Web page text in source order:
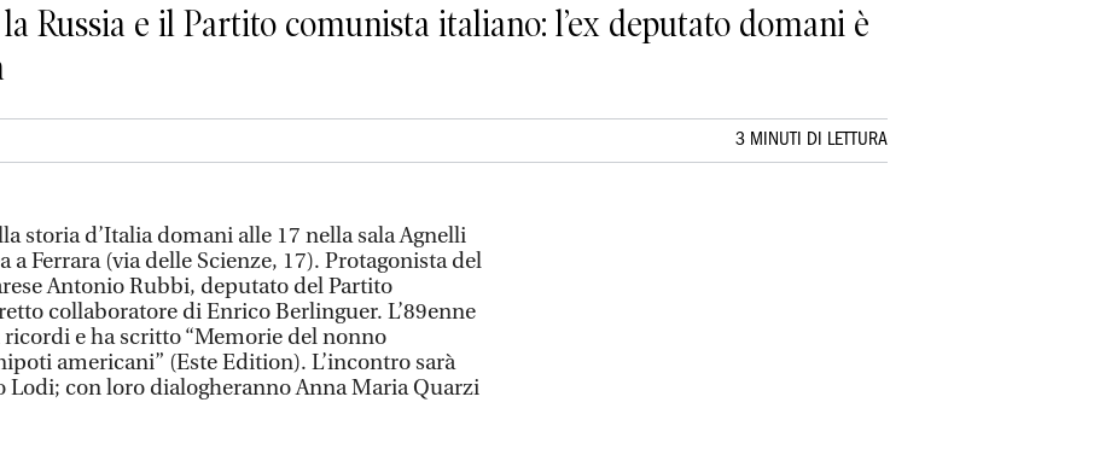
Russia e il Partito comunista italiano: l’ex deputato domani è
3 MINUTI DI LETTURA
storia d’Italia domani alle 17 nella sala Agnelli
a Ferrara (via delle Scienze, 17). Protagonista del
Antonio Rubbi, deputato del Partito
collaboratore di Enrico Berlinguer. L’89enne
e ha scritto “Memorie del nonno
americani” (Este Edition). L’incontro sarà
Lodi; con loro dialogheranno Anna Maria Quarzi